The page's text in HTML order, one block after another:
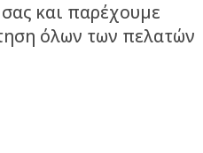
και παρέχουμε
όλων των πελατών